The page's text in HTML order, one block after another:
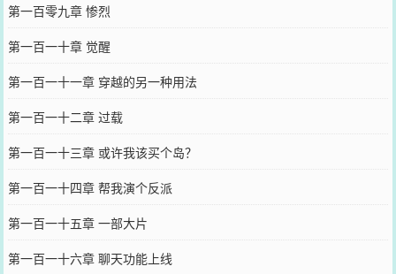
第一百零九章 惨烈
第一百一十章 觉醒
第一百一十一章 穿越的另一种用法
第一百一十二章 过载
第一百一十三章 或许我该买个岛？
第一百一十四章 帮我演个反派
第一百一十五章 一部大片
第一百一十六章 聊天功能上线